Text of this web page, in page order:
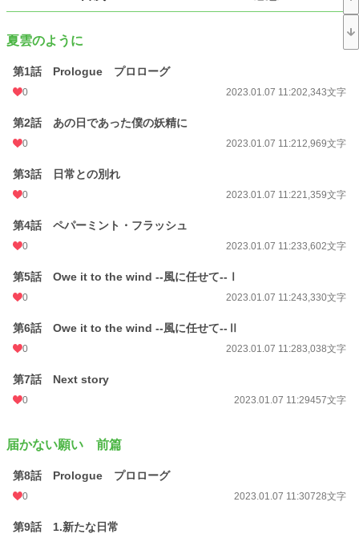
心に問いかけていた。
それは最愛の人を亡くした彼女の苦しみと、閉ざされた心が語り掛けてくるよう
だった。
だが、彼女の本当の心の中には踏み込むことが出来ない。何故なら、彼女は未だ
て知る彼女の本当の真実の姿を。
僕はただ彼女、恵美の傍にいてやる事しか出来ない。でも……僕は三浦恵美を愛
消えた。
恵美の消えた心がまた自分に戻る事を信じて……
儚くも淡い青春時代を映し出すラブストリー。
そして僕らは……。
お気に入り
夏雲のように
第1話 Prologue プロローグ
0 2023.01.07 11:202,343文字
第2話 あの日であった僕の妖精に
0 2023.01.07 11:212,969文字
第3話 日常との別れ
0 2023.01.07 11:221,359文字
第4話 ペパーミント・フラッシュ
0 2023.01.07 11:233,602文字
第5話 Owe it to the wind --風に任せて--Ⅰ
0 2023.01.07 11:243,330文字
第6話 Owe it to the wind --風に任せて--Ⅱ
0 2023.01.07 11:283,038文字
第7話 Next story
0 2023.01.07 11:29457文字
届かない願い 前篇
第8話 Prologue プロローグ
0 2023.01.07 11:30728文字
第9話 1.新たな日常